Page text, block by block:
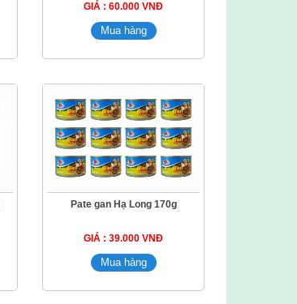
GIÁ : 60.000 VNĐ
Pate gan Hạ Long 170g
GIÁ : 39.000 VNĐ